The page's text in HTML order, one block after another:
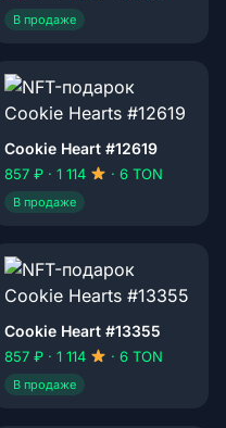
В продаже
Cookie Heart #12619
857 ₽ · 1 114 · 6 TON
В продаже
Cookie Heart #13355
857 ₽ · 1 114 · 6 TON
В продаже